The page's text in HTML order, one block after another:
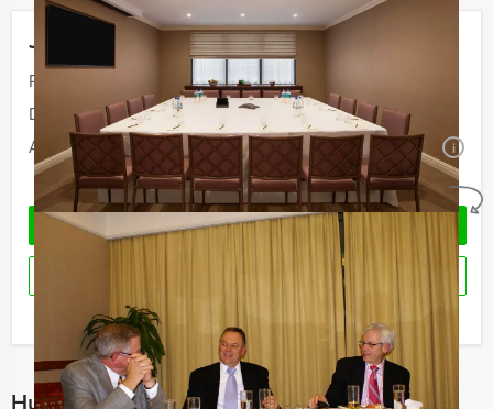
Jouw uitje
Prijs:
€ 89,50 p.p. excl. BTW
Duur:
11 uur
Aantal:
Minimaal 20 personen i
Geheel vrijblijvend
OFFERTE AANVRAGEN
Ik heb een vraag over dit uitje
Hulp nodig bij het kiezen?